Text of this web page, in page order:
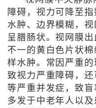
障碍，视力可降至
水肿、边界模糊，视
呈腊肠状。视网膜
不一的黄白色片状
样水肿。常因严重
致视力严重障碍，
等严重并发症，致
多发于中老年人以